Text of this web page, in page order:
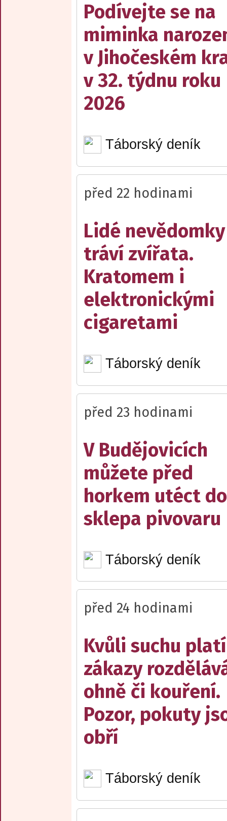
Podívejte se na
miminka
v Jihočeském
v 32. týdnu roku
2026
Táborský deník
před 22 hodinami
Lidé nevědomky
tráví zvířata.
Kratomem i
elektronickými
cigaretami
Táborský deník
před 23 hodinami
V Budějovicích
můžete před
horkem utéct do
sklepa pivovaru
Táborský deník
před 24 hodinami
Kvůli suchu
zákazy
ohně či kouření.
Pozor, pokuty
obří
Táborský deník